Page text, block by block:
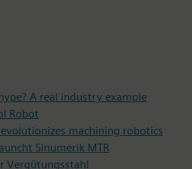
A real industry example
Robot
machining robotics
Sinumerik MTR
Vergütungsstahl